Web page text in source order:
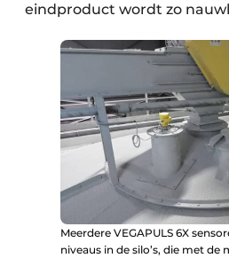
eindproduct wordt zo
Meerdere VEGAPULS 6X
niveaus in de silo’s, die met